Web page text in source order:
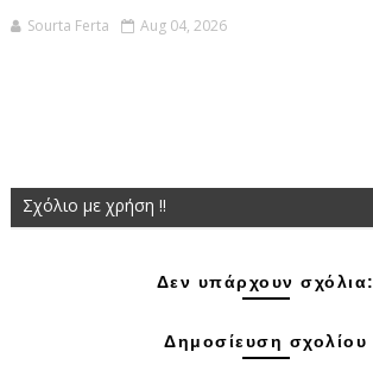
Sourta Ferta Aug 04, 2026
Σχόλιο με χρήση !!
Δεν υπάρχουν σχόλια:
Δημοσίευση σχολίου